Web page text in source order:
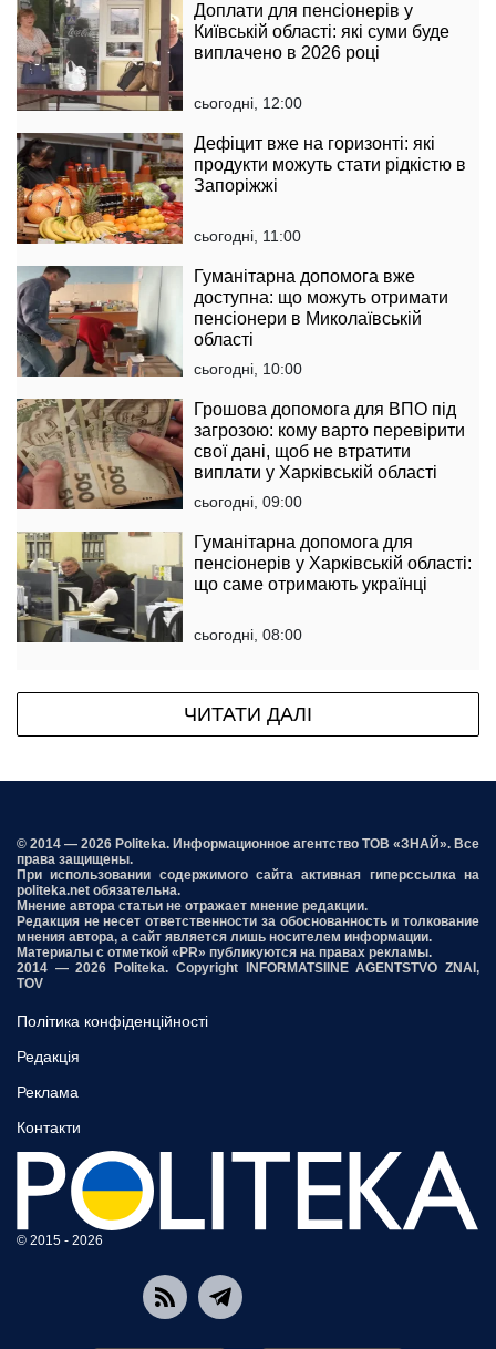
Доплати для пенсіонерів у
Київській області: які суми буде
виплачено в 2026 році
сьогодні, 12:00
Дефіцит вже на горизонті: які
продукти можуть стати рідкістю в
Запоріжжі
сьогодні, 11:00
Гуманітарна допомога вже
доступна: що можуть отримати
пенсіонери в Миколаївській
області
сьогодні, 10:00
Грошова допомога для ВПО під
загрозою: кому варто перевірити
свої дані, щоб не втратити
виплати у Харківській області
сьогодні, 09:00
Гуманітарна допомога для
пенсіонерів у Харківській області:
що саме отримають українці
сьогодні, 08:00
ЧИТАТИ ДАЛІ
© 2014 — 2026 Politeka. Информационное агентство ТОВ «ЗНАЙ». Все
права защищены.
При использовании содержимого сайта активная гиперссылка на
politeka.net обязательна.
Мнение автора статьи не отражает мнение редакции.
Редакция не несет ответственности за обоснованность и толкование
мнения автора, а сайт является лишь носителем информации.
Материалы с отметкой «PR» публикуются на правах рекламы.
2014 — 2026 Politeka. Copyright INFORMATSIINE AGENTSTVO ZNAI,
TOV
Політика конфіденційності
Редакція
Реклама
Контакти
© 2015 - 2026